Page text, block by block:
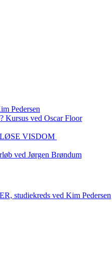
Pedersen
Kursus ved Oscar Floor
VISDOM
ved Jørgen Brøndum
studiekreds ved Kim Pedersen